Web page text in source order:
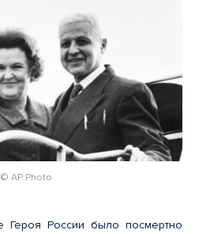
AP Photo
Героя России было посмертно